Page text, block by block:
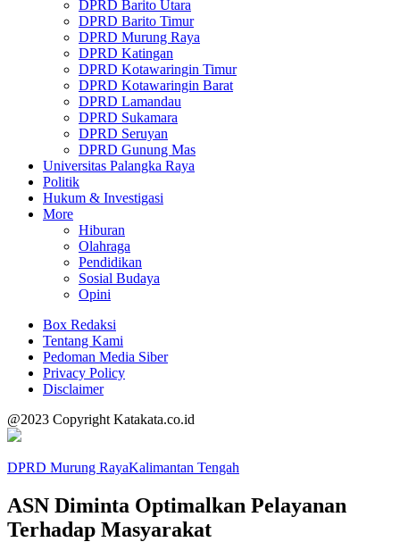
DPRD Barito Utara
DPRD Barito Timur
DPRD Murung Raya
DPRD Katingan
DPRD Kotawaringin Timur
DPRD Kotawaringin Barat
DPRD Lamandau
DPRD Sukamara
DPRD Seruyan
DPRD Gunung Mas
Universitas Palangka Raya
Politik
Hukum & Investigasi
More
Hiburan
Olahraga
Pendidikan
Sosial Budaya
Opini
Box Redaksi
Tentang Kami
Pedoman Media Siber
Privacy Policy
Disclaimer
@2023 Copyright Katakata.co.id
DPRD Murung RayaKalimantan Tengah
ASN Diminta Optimalkan Pelayanan
Terhadap Masyarakat